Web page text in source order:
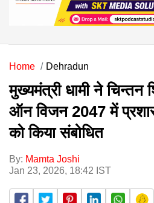
Home Dehradun
मुख्यमंत्री धामी ने चिन्तन
ऑन विजन 2047 में
को किया संबोधित
By: Mamta Joshi
Jan 23, 2026, 18:42 IST